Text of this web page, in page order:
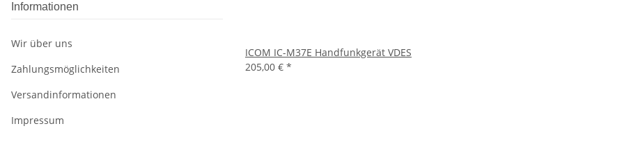
ICOM IC-M37E Handfunkgerät VDES
205,00 € *
Informationen
Wir über uns
Zahlungsmöglichkeiten
Versandinformationen
Impressum